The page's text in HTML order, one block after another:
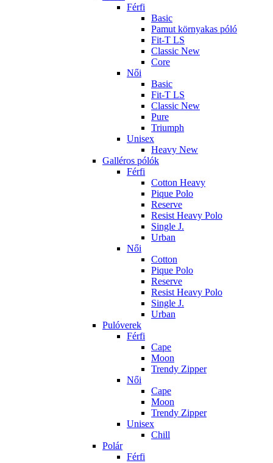
Férfi
Basic
Pamut környakas póló
Fit-T LS
Classic New
Core
Női
Basic
Fit-T LS
Classic New
Pure
Triumph
Unisex
Heavy New
Galléros pólók
Férfi
Cotton Heavy
Pique Polo
Reserve
Resist Heavy Polo
Single J.
Urban
Női
Cotton
Pique Polo
Reserve
Resist Heavy Polo
Single J.
Urban
Pulóverek
Férfi
Cape
Moon
Trendy Zipper
Női
Cape
Moon
Trendy Zipper
Unisex
Chill
Polár
Férfi